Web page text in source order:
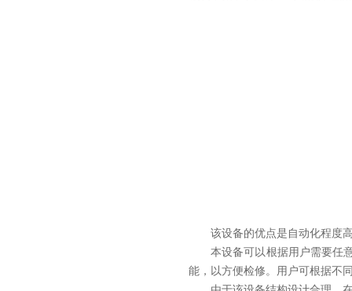
该设备的优点是自动化程度
本设备可以根据用户需要任
能，以方便检修。用户可根据不